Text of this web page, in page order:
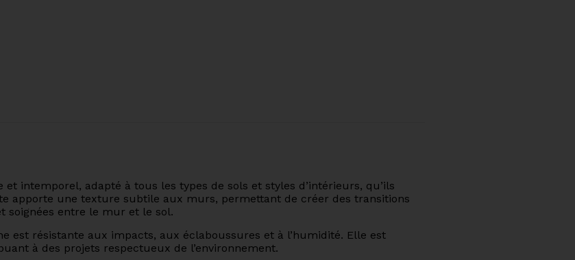
intemporel, adapté à tous les types de sols et styles d’intérieurs, qu’ils
apporte une texture subtile aux murs, permettant de créer des transitions
soignées entre le mur et le sol.
est résistante aux impacts, aux éclaboussures et à l’humidité. Elle est
à des projets respectueux de l’environnement.